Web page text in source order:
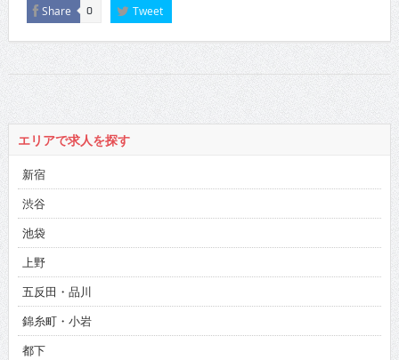
Share 0 Tweet
エリアで求人を探す
新宿
渋谷
池袋
上野
五反田・品川
錦糸町・小岩
都下